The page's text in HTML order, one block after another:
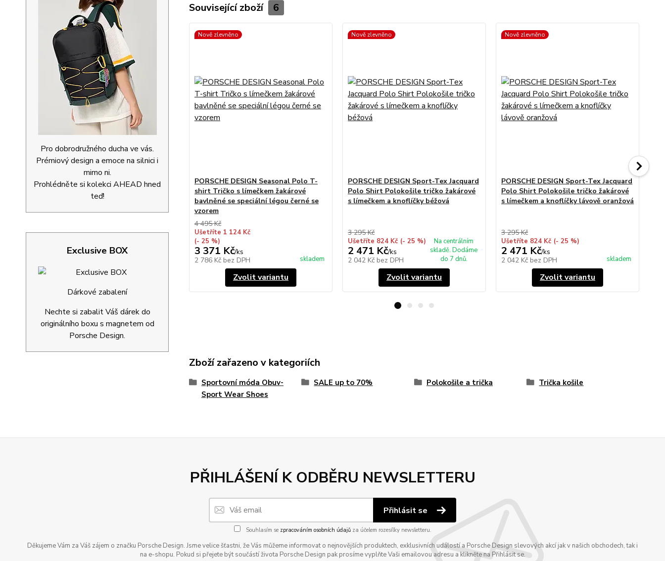
Pro dobrodružného ducha ve vás.
Prémiový design a emoce na silnici i
mimo ni.
Prohlédněte si kolekci AHEAD hned
teď!
Exclusive BOX
Dárkové zabalení
Nechte si zabalit Váš dárek do
originálního boxu s magnetem od
Porsche Design.
Související zboží 6
Nově zlevněno
PORSCHE DESIGN Seasonal Polo T-
shirt Tričko s límečkem žakárové
bavlněné se speciální légou černé se
vzorem
4 495 Kč
Ušetříte 1 124 Kč
(- 25 %)
3 371 Kč/ks
2 786 Kč bez DPH skladem
Zvolit variantu
Nově zlevněno
PORSCHE DESIGN Sport-Tex Jacquard
Polo Shirt Polokošile tričko žakárové
s límečkem a knoflíčky béžová
3 295 Kč
Ušetříte 824 Kč (- 25 %)
2 471 Kč/ks
2 042 Kč bez DPH
Na centrálním
skladě. Dodáme
do 7 dnů.
Zvolit variantu
Nově zlevněno
PORSCHE DESIGN Sport-Tex Jacquard
Polo Shirt Polokošile tričko žakárové
s límečkem a knoflíčky lávově oranžová
3 295 Kč
Ušetříte 824 Kč (- 25 %)
2 471 Kč/ks
2 042 Kč bez DPH skladem
Zvolit variantu
Zboží zařazeno v kategoriích
Sportovní móda Obuv-
Sport Wear Shoes
SALE up to 70% Polokošile a trička Trička košile
PŘIHLÁŠENÍ K ODBĚRU NEWSLETTERU
Přihlásit se
Souhlasím se zpracováním osobních údajůza účelem rozesílky newsletteru.
Děkujeme Vám za Váš zájem o značku Porsche Design. Jsme velice šťastni, že Vás můžeme informovat o nejnovějších produktech, exklusivních událostí a Porsche Design slevových akcí jak v našich obchodech, tak i
na e-shopu. Pokud si přejete být součástí života Porsche Design pak prosíme vyplňte Vaši emailovou adresu a klikněte na Přihlásit se.